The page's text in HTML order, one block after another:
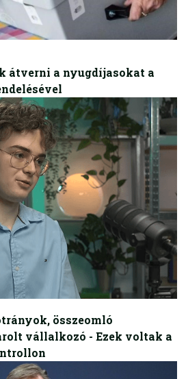
átverni a nyugdíjasokat a
összeomló
vállalkozó - Ezek voltak a